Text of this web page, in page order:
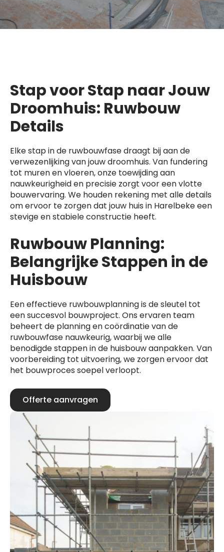
Stap voor Stap naar Jouw
Droomhuis: Ruwbouw
Details
Elke stap in de ruwbouwfase draagt bij aan de
verwezenlijking van jouw droomhuis. Van fundering
tot muren en vloeren, onze toewijding aan
nauwkeurigheid en precisie zorgt voor een vlotte
bouwervaring. We houden rekening met alle details
om ervoor te zorgen dat jouw huis in Harelbeke een
stevige en stabiele constructie heeft.
Ruwbouw Planning:
Belangrijke Stappen in de
Huisbouw
Een effectieve ruwbouwplanning is de sleutel tot
een succesvol bouwproject. Ons ervaren team
beheert de planning en coördinatie van de
ruwbouwfase nauwkeurig, waarbij we alle
benodigde stappen in de huisbouw aanpakken. Van
voorbereiding tot uitvoering, we zorgen ervoor dat
het bouwproces soepel verloopt.
Offerte aanvragen